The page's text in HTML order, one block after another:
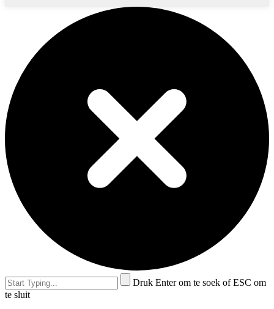
Druk Enter om te soek of ESC om
te sluit